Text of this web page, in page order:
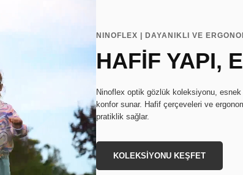
NINOFLEX | DAYANIKLI VE
HAFİF YAPI,
Ninoflex optik gözlük koleksiyonu, esnek
konfor sunar. Hafif çerçeveleri ve
pratiklik sağlar.
KOLEKSİYONU KEŞFET